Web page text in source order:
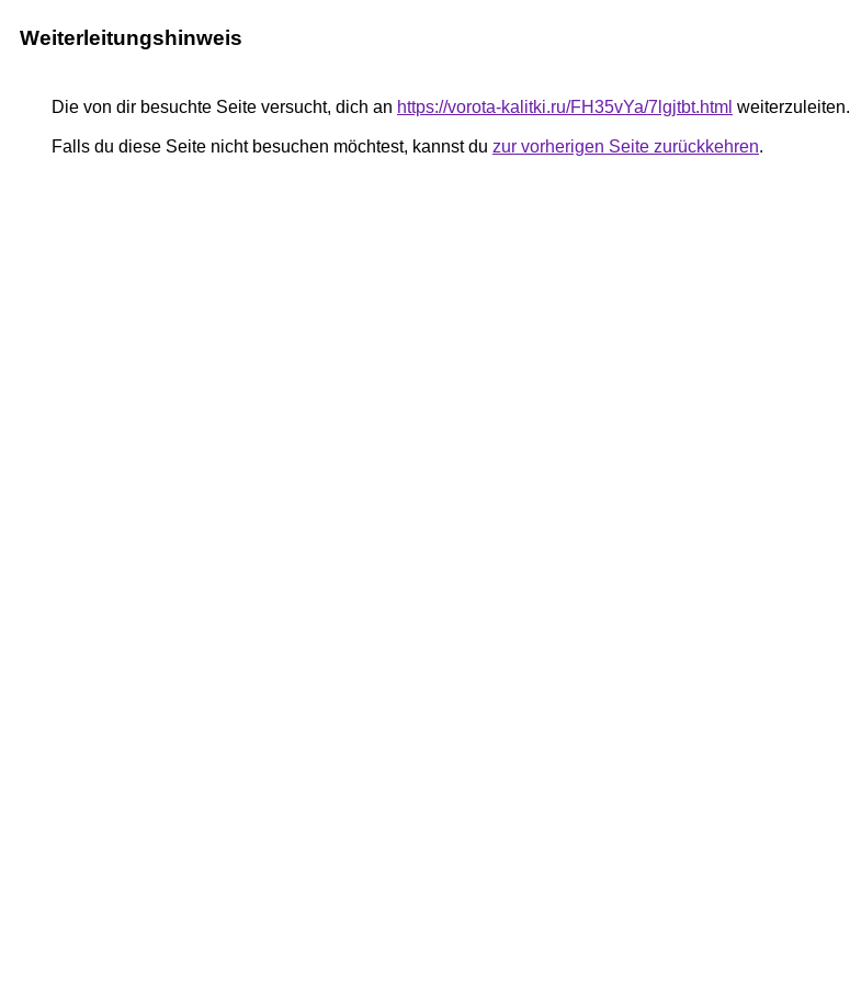
Weiterleitungshinweis
Die von dir besuchte Seite versucht, dich an https://vorota-kalitki.ru/FH35vYa/7lgjtbt.html weiterzuleiten.
Falls du diese Seite nicht besuchen möchtest, kannst du zur vorherigen Seite zurückkehren.